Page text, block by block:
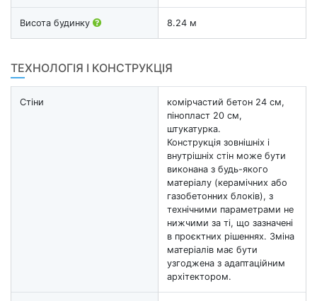
Висота будинку 8.24 м
ТЕХНОЛОГІЯ І КОНСТРУКЦІЯ
Стіни
комірчастий бетон 24 см,
пінопласт 20 см,
штукатурка.
Конструкція зовнішніх і
внутрішніх стін може бути
виконана з будь-якого
матеріалу (керамічних або
газобетонних блоків), з
технічними параметрами не
нижчими за ті, що зазначені
в проєктних рішеннях. Зміна
матеріалів має бути
узгоджена з адаптаційним
архітектором.